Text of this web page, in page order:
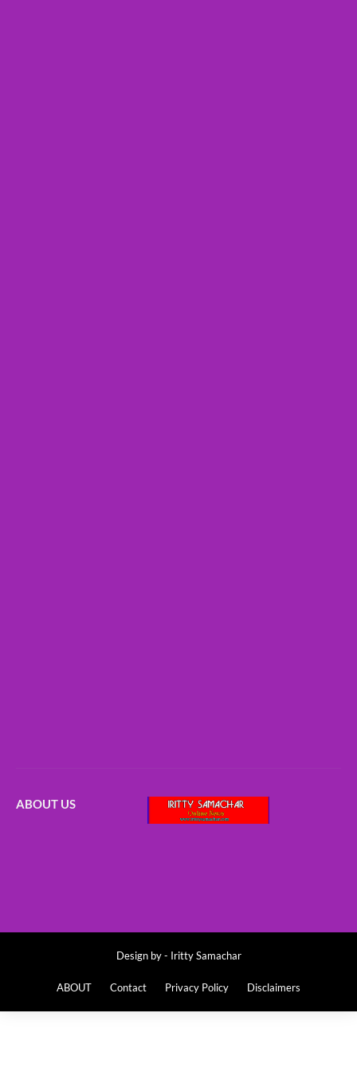
ABOUT US
Design by - Iritty Samachar
ABOUT Contact Privacy Policy Disclaimers